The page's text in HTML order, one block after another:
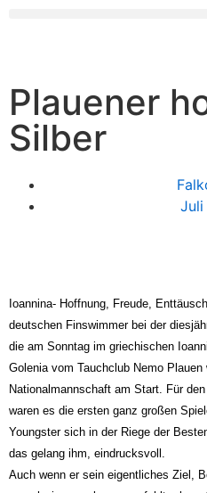
Plauener
Silber
Juli
Ioannina- Hoffnung, Freude,
deutschen Finswimmer bei der
die am Sonntag im griechischen
Golenia vom Tauchclub Nemo
Nationalmannschaft am Start. Für
waren es die ersten ganz großen
Youngster sich in der Riege der
das gelang ihm, eindrucksvoll.
Auch wenn er sein eigentliches Ziel,